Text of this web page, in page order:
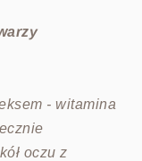
- witamina
oczu z